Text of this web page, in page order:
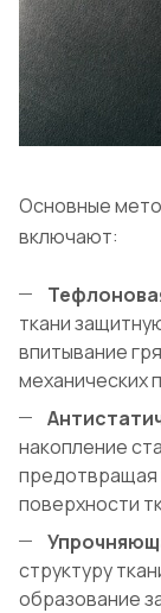
Основные
включают:
ткани
впитывание
механических
накопление
предотвращая
поверхности
структуру
образование